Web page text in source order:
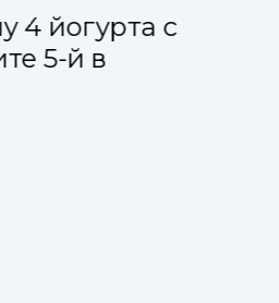
4 йогурта с
5-й в